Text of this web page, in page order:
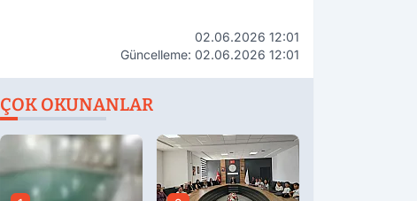
02.06.2026 12:01
Güncelleme: 02.06.2026 12:01
ÇOK OKUNANLAR